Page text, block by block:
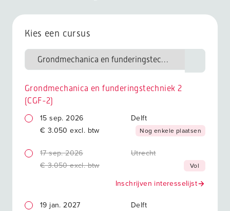
Kies een cursus
Grondmechanica en funderingstechniek 2
(CGF-2)
15 sep. 2026
Delft
€ 3.050 excl. btw
Nog enkele plaatsen
17 sep. 2026
Utrecht
€ 3.050 excl. btw
Vol
Inschrijven interesselijst
19 jan. 2027
Delft